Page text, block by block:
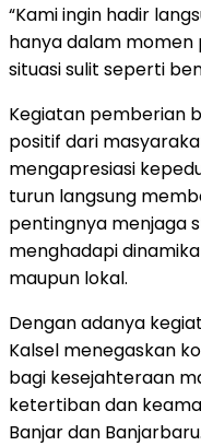
“Kami ingin hadir
hanya dalam momen
situasi sulit seperti
Kegiatan pemberian
positif dari
mengapresiasi
turun langsung
pentingnya menjaga
menghadapi
maupun lokal.
Dengan adanya
Kalsel menegaskan
bagi kesejahteraan
ketertiban dan
Banjar dan